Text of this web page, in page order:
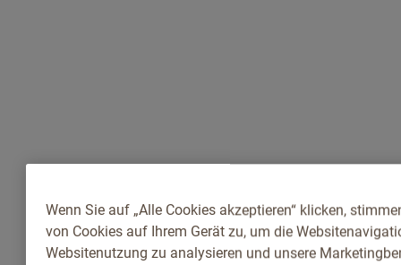
Wenn Sie auf „Alle Cookies akzeptieren“ klicken,
von Cookies auf Ihrem Gerät zu, um die
Websitenutzung zu analysieren und unsere